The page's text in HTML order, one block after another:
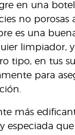
en una
no porosas
es una
limpiador,
tipo, en tus
para
más
especiada